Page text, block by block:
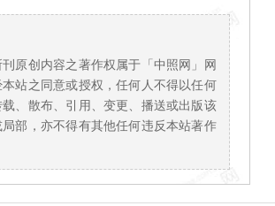
刊原创内容之著作权属于「中照网」网
站之同意或授权，任何人不得以任何
、散布、引用、变更、播送或出版该
部，亦不得有其他任何违反本站著作